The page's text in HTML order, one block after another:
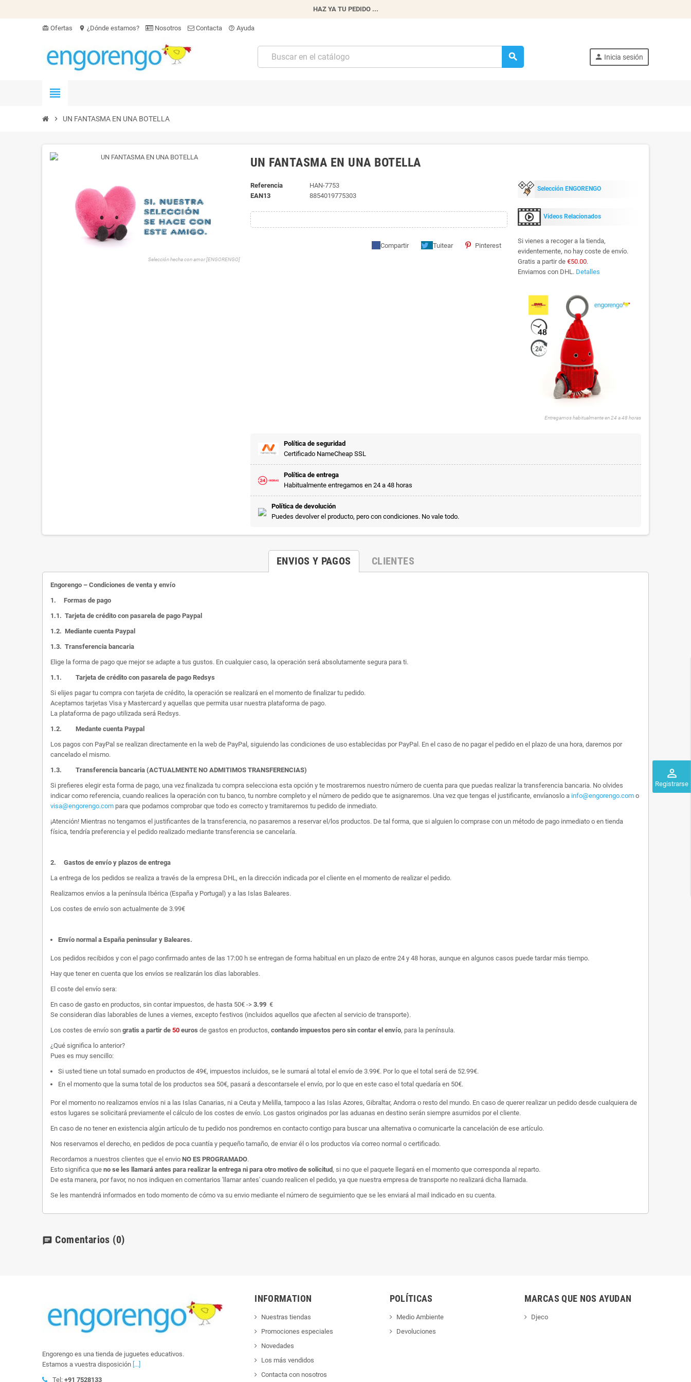
HAZ YA TU PEDIDO ...
card_giftcard Ofertas location_on ¿Dónde estamos? Nosotros Contacta help_outline Ayuda
search person Inicia sesión
perm_identity
Registrarse
view_headline
chevron_right UN FANTASMA EN UNA BOTELLA
Selección hecha con amor [ENGORENGO]
UN FANTASMA EN UNA BOTELLA
Referencia
HAN-7753
EAN13
8854019775303
Compartir Tuitear Pinterest
Selección ENGORENGO
Videos Relacionados
Si vienes a recoger a la tienda,
evidentemente, no hay coste de envío.
Gratis a partir de €50.00.
Enviamos con DHL. Detalles
Entregamos habitualmente en 24 a 48 horas
Política de seguridad
Certificado NameCheap SSL
Política de entrega
Habitualmente entregamos en 24 a 48 horas
Política de devolución
Puedes devolver el producto, pero con condiciones. No vale todo.
ENVIOS Y PAGOS CLIENTES
Engorengo – Condiciones de venta y envío
1. Formas de pago
1.1. Tarjeta de crédito con pasarela de pago Paypal
1.2. Mediante cuenta Paypal
1.3. Transferencia bancaria
Elige la forma de pago que mejor se adapte a tus gustos. En cualquier caso, la operación será absolutamente segura para ti.
1.1. Tarjeta de crédito con pasarela de pago Redsys
Si elijes pagar tu compra con tarjeta de crédito, la operación se realizará en el momento de finalizar tu pedido.
Aceptamos tarjetas Visa y Mastercard y aquellas que permita usar nuestra plataforma de pago.
La plataforma de pago utilizada será Redsys.
1.2. Medante cuenta Paypal
Los pagos con PayPal se realizan directamente en la web de PayPal, siguiendo las condiciones de uso establecidas por PayPal. En el caso de no pagar el pedido en el plazo de una hora, daremos por
cancelado el mismo.
1.3. Transferencia bancaria (ACTUALMENTE NO ADMITIMOS TRANSFERENCIAS)
Si prefieres elegir esta forma de pago, una vez finalizada tu compra selecciona esta opción y te mostraremos nuestro número de cuenta para que puedas realizar la transferencia bancaria. No olvides
indicar como referencia, cuando realices la operación con tu banco, tu nombre completo y el número de pedido que te asignaremos. Una vez que tengas el justificante, envíanoslo a info@engorengo.com o
visa@engorengo.com para que podamos comprobar que todo es correcto y tramitaremos tu pedido de inmediato.
¡Atención! Mientras no tengamos el justificantes de la transferencia, no pasaremos a reservar el/los productos. De tal forma, que si alguien lo comprase con un método de pago inmediato o en tienda
física, tendría preferencia y el pedido realizado mediante transferencia se cancelaría.
2. Gastos de envío y plazos de entrega
La entrega de los pedidos se realiza a través de la empresa DHL, en la dirección indicada por el cliente en el momento de realizar el pedido.
Realizamos envíos a la península Ibérica (España y Portugal) y a las Islas Baleares.
Los costes de envío son actualmente de 3.99€
Envío normal a España peninsular y Baleares.
Los pedidos recibidos y con el pago confirmado antes de las 17:00 h se entregan de forma habitual en un plazo de entre 24 y 48 horas, aunque en algunos casos puede tardar más tiempo.
Hay que tener en cuenta que los envíos se realizarán los días laborables.
El coste del envío sera:
En caso de gasto en productos, sin contar impuestos, de hasta 50€ -> 3.99 €
Se consideran días laborables de lunes a viernes, excepto festivos (incluidos aquellos que afecten al servicio de transporte).
Los costes de envío son gratis a partir de 50 euros de gastos en productos, contando impuestos pero sin contar el envío, para la península.
¿Qué significa lo anterior?
Pues es muy sencillo:
Si usted tiene un total sumado en productos de 49€, impuestos incluidos, se le sumará al total el envío de 3.99€. Por lo que el total será de 52.99€.
En el momento que la suma total de los productos sea 50€, pasará a descontarsele el envío, por lo que en este caso el total quedaría en 50€.
Por el momento no realizamos envíos ni a las Islas Canarias, ni a Ceuta y Melilla, tampoco a las Islas Azores, Gibraltar, Andorra o resto del mundo. En caso de querer realizar un pedido desde cualquiera de
estos lugares se solicitará previamente el cálculo de los costes de envío. Los gastos originados por las aduanas en destino serán siempre asumidos por el cliente.
En caso de no tener en existencia algún artículo de tu pedido nos pondremos en contacto contigo para buscar una alternativa o comunicarte la cancelación de ese artículo.
Nos reservamos el derecho, en pedidos de poca cuantía y pequeño tamaño, de enviar él o los productos vía correo normal o certificado.
Recordamos a nuestros clientes que el envio NO ES PROGRAMADO.
Esto significa que no se les llamará antes para realizar la entrega ni para otro motivo de solicitud , si no que el paquete llegará en el momento que corresponda al reparto.
De esta manera, por favor, no nos indiquen en comentarios 'llamar antes' cuando realicen el pedido, ya que nuestra empresa de transporte no realizará dicha llamada.
Se les mantendrá informados en todo momento de cómo va su envio mediante el número de seguimiento que se les enviará al mail indicado en su cuenta.
chat Comentarios (0)
Engorengo es una tienda de juguetes educativos.
Estamos a vuestra disposición [...]
Tel: +91 7528133
INFORMATION
Nuestras tiendas
Promociones especiales
Novedades
Los más vendidos
Contacta con nosotros
POLÍTICAS
Medio Ambiente
Devoluciones
MARCAS QUE NOS AYUDAN
Djeco